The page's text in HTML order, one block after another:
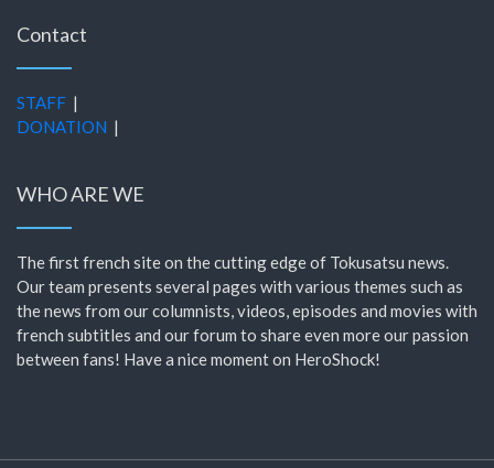
Contact
STAFF |
DONATION |
WHO ARE WE
The first french site on the cutting edge of Tokusatsu news.
Our team presents several pages with various themes such as
the news from our columnists, videos, episodes and movies with
french subtitles and our forum to share even more our passion
between fans! Have a nice moment on HeroShock!